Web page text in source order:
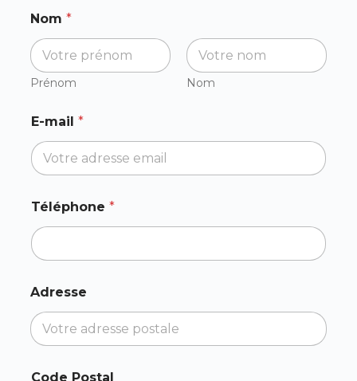
Nom *
Prénom Nom
E-mail *
Téléphone *
o
m
V
i
l
Adresse
Code Postal